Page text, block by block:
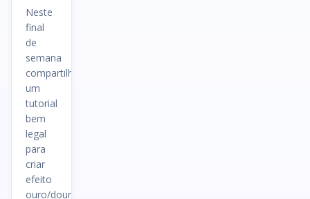
Neste
final
de
semana
compartilhei
um
tutorial
bem
legal
para
criar
efeito
ouro/dourado